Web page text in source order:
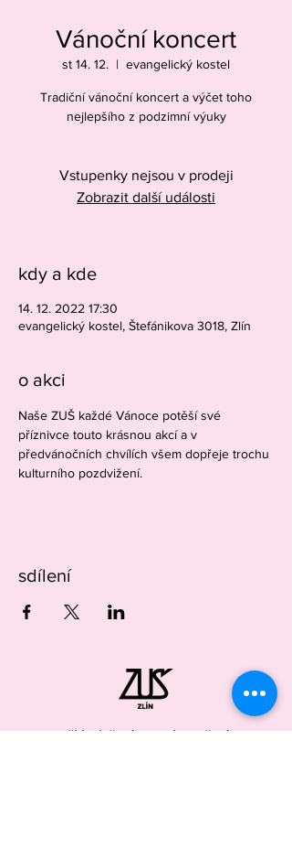
Vánoční koncert
st 14. 12.
  |
evangelický kostel
Tradiční vánoční koncert a výčet toho
nejlepšího z podzimní výuky
Vstupenky nejsou v prodeji
Zobrazit další události
kdy a kde
14. 12. 2022 17:30
evangelický kostel, Štefánikova 3018, Zlín
o akci
Naše ZUŠ každé Vánoce potěší své
příznivce touto krásnou akcí a v
předvánočních chvílích všem dopřeje trochu
kulturního pozdvižení.
sdílení
Uši k slyšení, ruce k tvoření,